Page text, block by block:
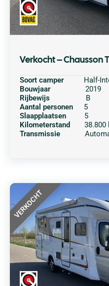
Verkocht – Chausson
Soort camper
Half-
Bouwjaar
2019
Rijbewijs
B
Aantal personen
5
Slaapplaatsen
5
Kilometerstand
38.800
Transmissie
VERKOCHT